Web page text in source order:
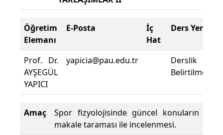
Öğretim
Elemanı
E-Posta
İç
Hat
Ders Yeri
Prof. Dr.
AYŞEGÜL
YAPICI
yapicia@pau.edu.tr
Derslik
Amaç
Spor fizyolojisinde güncel konuların
makale taraması ile incelenmesi.